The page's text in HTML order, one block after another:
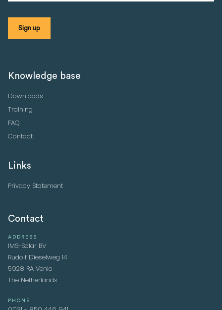
Knowledge base
Downloads
Training
FAQ
Contact
Links
Privacy Statement
Contact
ADDRESS
IMS-Solar BV
Rudolf Dieselweg 14
5928 RA Venlo
The Netherlands
PHONE